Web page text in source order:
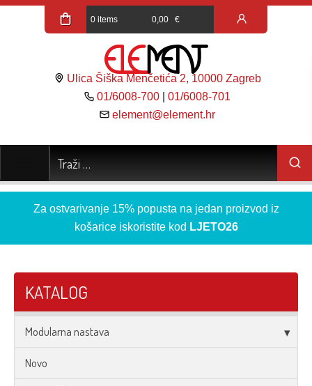
0 items 0,00 €
Ulica Šiška Menčetića 2, 10000 Zagreb
01/6008-700 |01/6008-701
element@element.hr
Za ostvarivanje 15% popusta na jedan proizvod iz
košarice iskoristite kod LJETO26
KATALOG
Modularna nastava
Novo